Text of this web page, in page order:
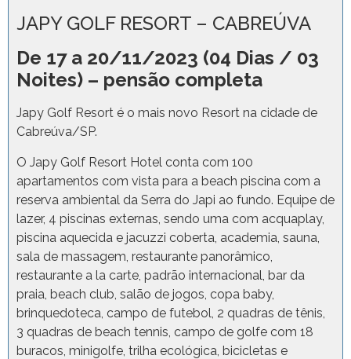
JAPY GOLF RESORT – CABREÚVA
De 17 a 20/11/2023 (04 Dias / 03
Noites) – pensão completa
Japy Golf Resort é o mais novo Resort na cidade de
Cabreúva/SP.
O Japy Golf Resort Hotel conta com 100
apartamentos com vista para a beach piscina com a
reserva ambiental da Serra do Japi ao fundo. Equipe de
lazer, 4 piscinas externas, sendo uma com acquaplay,
piscina aquecida e jacuzzi coberta, academia, sauna,
sala de massagem, restaurante panorâmico,
restaurante a la carte, padrão internacional, bar da
praia, beach club, salão de jogos, copa baby,
brinquedoteca, campo de futebol, 2 quadras de tênis,
3 quadras de beach tennis, campo de golfe com 18
buracos, minigolfe, trilha ecológica, bicicletas e